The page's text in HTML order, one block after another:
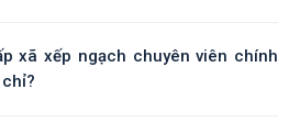
xã xếp ngạch chuyên viên chính